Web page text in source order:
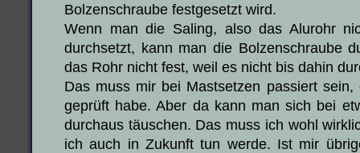
Bolzenschraube festgesetzt wird.
Wenn man die Saling, also das Alurohr
durchsetzt, kann man die Bolzenschraube
das Rohr nicht fest, weil es nicht bis dahin
Das muss mir bei Mastsetzen passiert
geprüft habe. Aber da kann man sich bei
durchaus täuschen. Das muss ich wohl
ich auch in Zukunft tun werde. Ist mir